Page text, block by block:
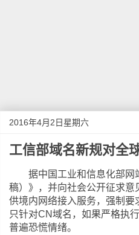
2016年4月2日星期六
工信部域名新规对全
据中国工业和信息化部网站
稿）》，并向社会公开征求
供境内网络接入服务，强制要
只针对CN域名，如果严格执
普遍恐慌情绪。